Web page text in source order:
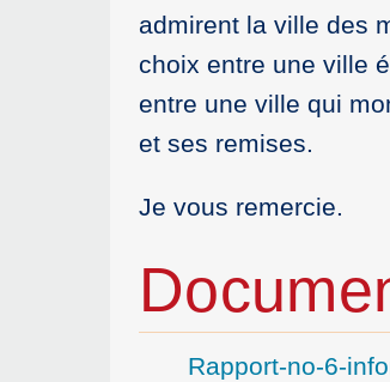
admirent la ville des
choix entre une ville
entre une ville qui
et ses remises.
Je vous remercie.
Rapport-no-6-